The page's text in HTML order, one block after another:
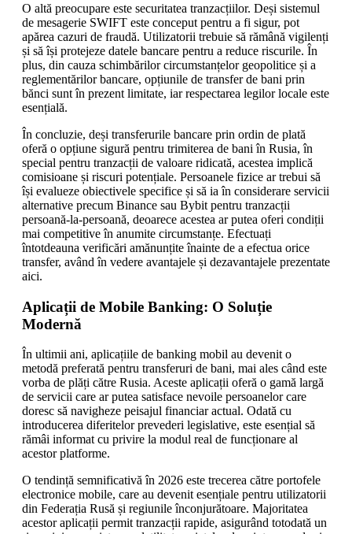
O altă preocupare este securitatea tranzacțiilor. Deși sistemul
de mesagerie SWIFT este conceput pentru a fi sigur, pot
apărea cazuri de fraudă. Utilizatorii trebuie să rămână vigilenți
și să își protejeze datele bancare pentru a reduce riscurile. În
plus, din cauza schimbărilor circumstanțelor geopolitice și a
reglementărilor bancare, opțiunile de transfer de bani prin
bănci sunt în prezent limitate, iar respectarea legilor locale este
esențială.
În concluzie, deși transferurile bancare prin ordin de plată
oferă o opțiune sigură pentru trimiterea de bani în Rusia, în
special pentru tranzacții de valoare ridicată, acestea implică
comisioane și riscuri potențiale. Persoanele fizice ar trebui să
își evalueze obiectivele specifice și să ia în considerare servicii
alternative precum Binance sau Bybit pentru tranzacții
persoană-la-persoană, deoarece acestea ar putea oferi condiții
mai competitive în anumite circumstanțe. Efectuați
întotdeauna verificări amănunțite înainte de a efectua orice
transfer, având în vedere avantajele și dezavantajele prezentate
aici.
Aplicații de Mobile Banking: O Soluție
Modernă
În ultimii ani, aplicațiile de banking mobil au devenit o
metodă preferată pentru transferuri de bani, mai ales când este
vorba de plăți către Rusia. Aceste aplicații oferă o gamă largă
de servicii care ar putea satisface nevoile persoanelor care
doresc să navigheze peisajul financiar actual. Odată cu
introducerea diferitelor prevederi legislative, este esențial să
rămâi informat cu privire la modul real de funcționare al
acestor platforme.
O tendință semnificativă în 2026 este trecerea către portofele
electronice mobile, care au devenit esențiale pentru utilizatorii
din Federația Rusă și regiunile înconjurătoare. Majoritatea
acestor aplicații permit tranzacții rapide, asigurând totodată un